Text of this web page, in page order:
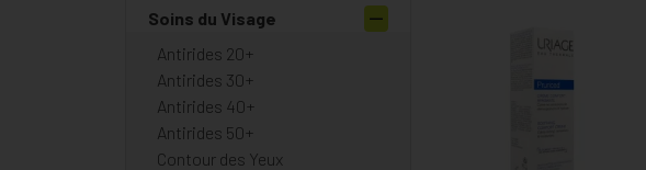
Soins du Visage
Antirides 20+
Antirides 30+
Antirides 40+
Antirides 50+
Contour des Yeux